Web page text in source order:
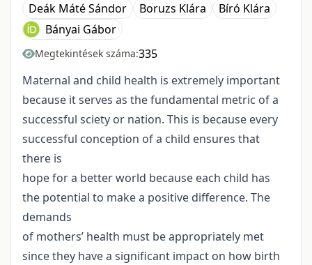
Deák Máté Sándor
Boruzs Klára
Bíró Klára
Bányai Gábor
Megtekintések száma:335
Maternal and child health is extremely important
because it serves as the fundamental metric of a
successful sciety or nation. This is because every
successful conception of a child ensures that
there is
hope for a better world because each child has
the potential to make a positive difference. The
demands
of mothers’ health must be appropriately met
since they have a significant impact on how birth